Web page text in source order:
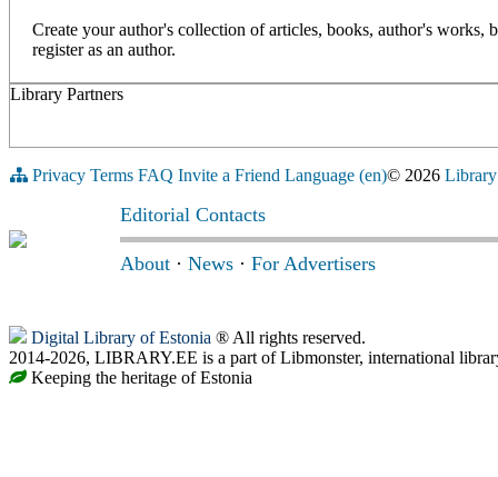
Create your author's collection of articles, books, author's
register as an author.
Library Partners
Privacy Terms FAQ Invite a Friend Language (en)© 2026
Editorial Contacts
About · News · For Advertisers
Digital Library of Estonia ® All rights reserved.
2014-2026, LIBRARY.EE is a part of Libmonster, international
Keeping the heritage of Estonia